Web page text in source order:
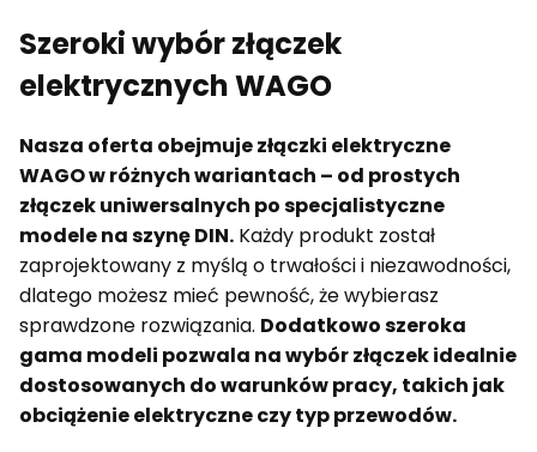
Szeroki wybór złączek
elektrycznych WAGO
Nasza oferta obejmuje złączki elektryczne
WAGO w różnych wariantach – od prostych
złączek uniwersalnych po specjalistyczne
modele na szynę DIN. Każdy produkt został
zaprojektowany z myślą o trwałości i niezawodności,
dlatego możesz mieć pewność, że wybierasz
sprawdzone rozwiązania. Dodatkowo szeroka
gama modeli pozwala na wybór złączek idealnie
dostosowanych do warunków pracy, takich jak
obciążenie elektryczne czy typ przewodów.